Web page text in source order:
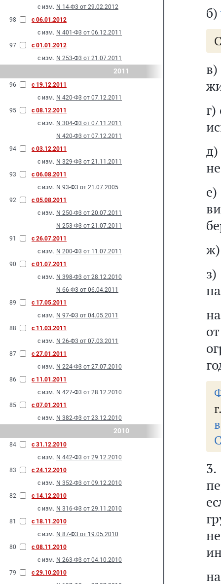
с изм. N 14-Ф3 от 29.02.2012
98
с 06.01.2012
с изм. N 401-Ф3 от 06.12.2011
97
с 01.01.2012
с изм. N 253-Ф3 от 21.07.2011
2011
96
с 19.12.2011
с изм. N 420-Ф3 от 07.12.2011
95
с 08.12.2011
с изм. N 304-Ф3 от 07.11.2011
N 420-Ф3 от 07.12.2011
94
с 03.12.2011
с изм. N 329-Ф3 от 21.11.2011
93
с 06.08.2011
с изм. N 93-Ф3 от 21.07.2005
92
с 05.08.2011
с изм. N 250-Ф3 от 20.07.2011
N 253-Ф3 от 21.07.2011
91
с 26.07.2011
с изм. N 200-Ф3 от 11.07.2011
90
с 01.07.2011
с изм. N 398-Ф3 от 28.12.2010
N 66-Ф3 от 06.04.2011
89
с 17.05.2011
с изм. N 97-Ф3 от 04.05.2011
88
с 11.03.2011
с изм. N 26-Ф3 от 07.03.2011
87
с 27.01.2011
с изм. N 224-Ф3 от 27.07.2010
86
с 11.01.2011
с изм. N 427-Ф3 от 28.12.2010
85
с 07.01.2011
с изм. N 382-Ф3 от 23.12.2010
2010
84
с 31.12.2010
с изм. N 442-Ф3 от 29.12.2010
83
с 24.12.2010
с изм. N 352-Ф3 от 09.12.2010
82
с 14.12.2010
с изм. N 316-Ф3 от 29.11.2010
81
с 18.11.2010
с изм. N 87-Ф3 от 19.05.2010
80
с 08.11.2010
с изм. N 263-Ф3 от 04.10.2010
79
с 29.10.2010
б)
ж)